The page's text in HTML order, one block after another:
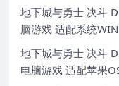
地下城与勇士 决斗
脑游戏 适配系统
地下城与勇士 决斗
电脑游戏 适配苹果